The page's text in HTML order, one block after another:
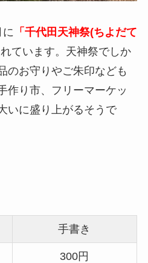
に 「千代田天神祭(ちよだて
ています。天神祭でしか
のお守りやご朱印なども
作り市、フリーマーケッ
いに盛り上がるそうで
手書き
300円